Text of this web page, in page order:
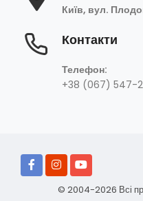
Київ, вул.
+38 (067) 547-25-74
Контакти
Телефон:
+38 (067) 547-
© 2004-2026 Всі